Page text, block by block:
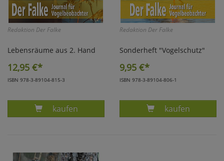
Redaktion Der Falke
Lebensräume aus 2. Hand
12,95 €*
ISBN 978-3-89104-815-3
Produkt DER FALKE SONDERHEFT 2018
kaufen
Redaktion Der Falke
Sonderheft "Vogelschutz"
9,95 €*
ISBN 978-3-89104-806-1
Produkt DER
kaufen